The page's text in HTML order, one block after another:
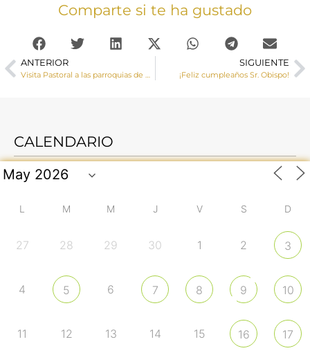
Comparte si te ha gustado
ANTERIOR
Visita Pastoral a las parroquias de Alcohujate y Cañaveruelas
SIGUIENTE
¡Feliz cumpleaños Sr. Obispo!
CALENDARIO
L M M J V S D
27 28 29 30 1 2 3
4 5 6 7 8 9 10
11 12 13 14 15 16 17